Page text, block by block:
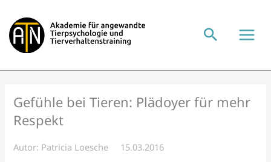
Inhalt
springen
Gefühle bei Tieren: Plädoyer für mehr
Respekt
Autor: Patricia Loesche 15.03.2016